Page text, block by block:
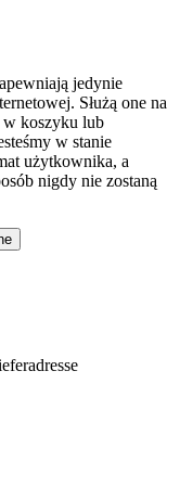
jedynie
Służą one na
w koszyku lub
w stanie
użytkownika, a
nigdy nie zostaną